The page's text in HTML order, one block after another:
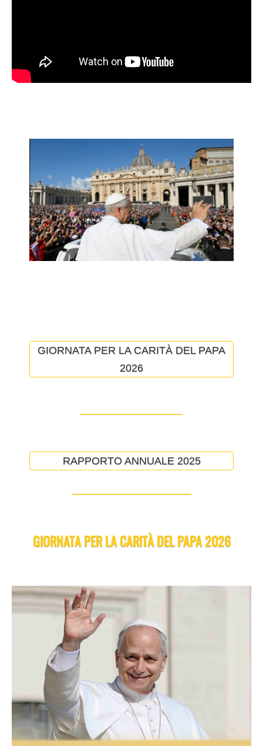
GIORNATA PER LA CARITÀ DEL PAPA
2026
RAPPORTO ANNUALE 2025
GIORNATA PER LA CARITÀ DEL PAPA 2026